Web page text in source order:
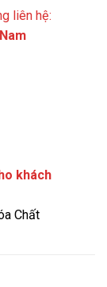
liên hệ:
khách
Chất